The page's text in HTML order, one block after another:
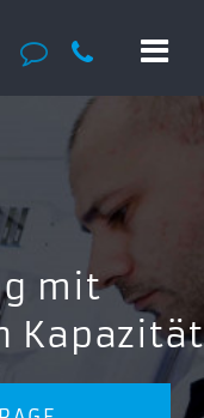
mit
Kapazität